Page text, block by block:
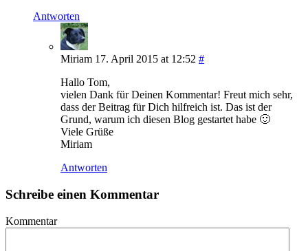
Antworten
Miriam 17. April 2015 at 12:52 #
Hallo Tom,
vielen Dank für Deinen Kommentar! Freut mich sehr,
dass der Beitrag für Dich hilfreich ist. Das ist der
Grund, warum ich diesen Blog gestartet habe 🙂
Viele Grüße
Miriam
Antworten
Schreibe einen Kommentar
Kommentar